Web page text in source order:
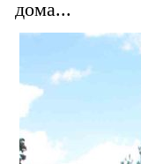
дома...